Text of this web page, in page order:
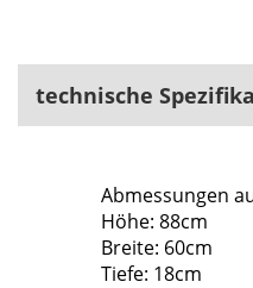
technische
Abmessungen
Höhe: 88cm
Breite: 60cm
Tiefe: 18cm